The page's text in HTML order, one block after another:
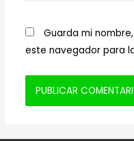
Guarda mi
este navegador para